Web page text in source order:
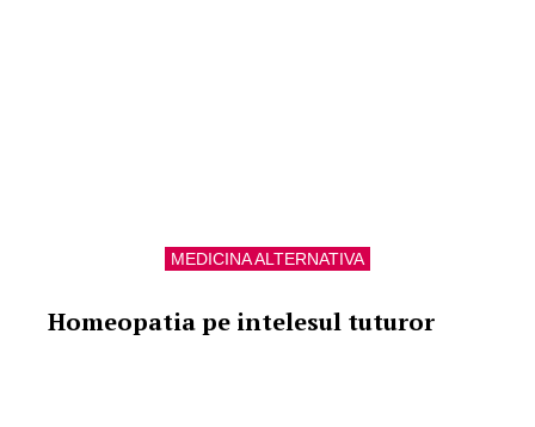
MEDICINA ALTERNATIVA
Homeopatia pe intelesul tuturor